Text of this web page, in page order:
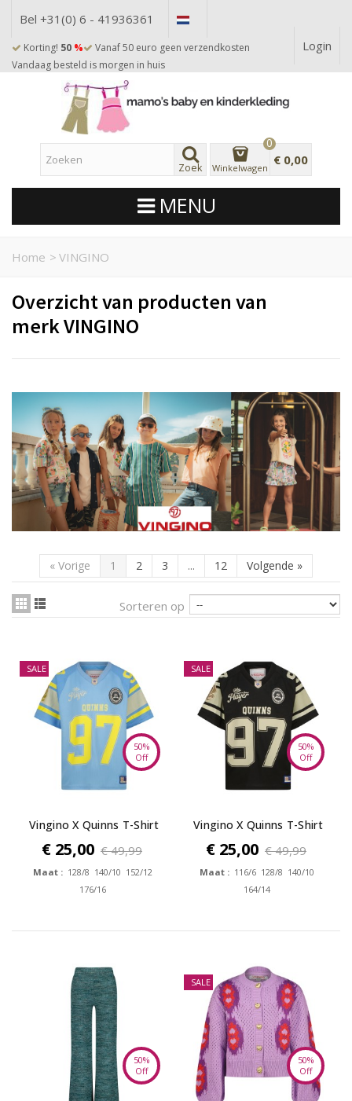
Bel +31(0) 6 - 41936361
Korting! 50 %
Vanaf 50 euro geen verzendkosten
Vandaag besteld is morgen in huis
Login
Zoek Winkelwagen
0
€ 0,00
MENU
Home > VINGINO
Overzicht van producten van
merk VINGINO
« Vorige 1 2 3 ... 12 Volgende »
Sorteren op
SALE
50%
Off
Vingino X Quinns T-Shirt
Hayata
€ 25,00 € 49,99
Maat : 128/8 140/10 152/12
176/16
SALE
50%
Off
Vingino X Quinns T-Shirt
Hayata
€ 25,00 € 49,99
Maat : 116/6 128/8 140/10
164/14
50%
Off
SALE
50%
Off